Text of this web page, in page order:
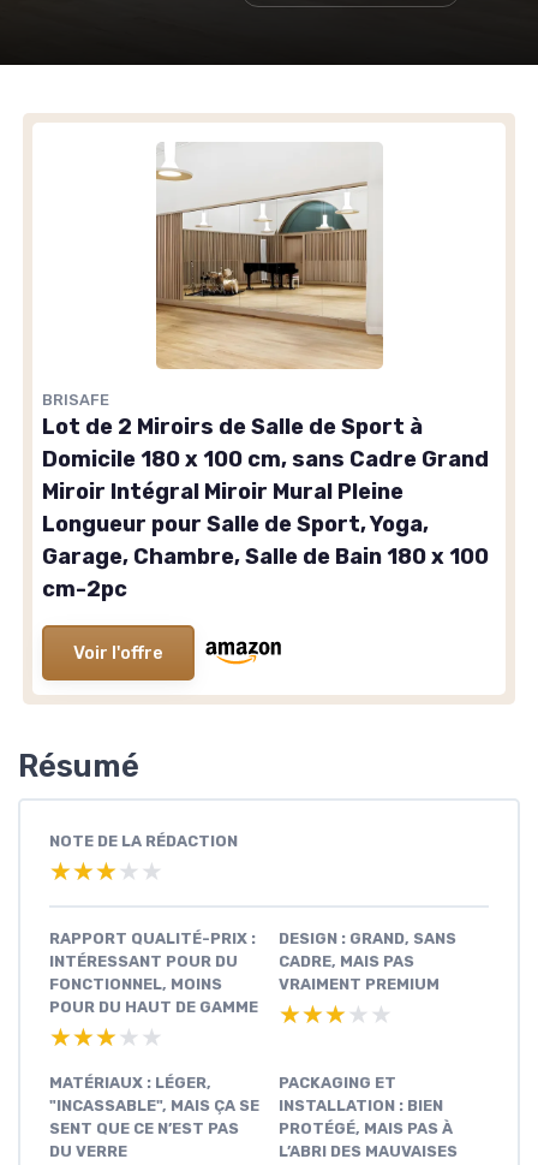
BRISAFE
Lot de 2 Miroirs de Salle de Sport à
Domicile 180 x 100 cm, sans Cadre Grand
Miroir Intégral Miroir Mural Pleine
Longueur pour Salle de Sport, Yoga,
Garage, Chambre, Salle de Bain 180 x 100
cm-2pc
Voir l'offre
Résumé
NOTE DE LA RÉDACTION
★★★★★
★★★★★
RAPPORT QUALITÉ-PRIX :
INTÉRESSANT POUR DU
FONCTIONNEL, MOINS
POUR DU HAUT DE GAMME
★★★★★
★★★★★
DESIGN : GRAND, SANS
CADRE, MAIS PAS
VRAIMENT PREMIUM
★★★★★
★★★★★
MATÉRIAUX : LÉGER,
"INCASSABLE", MAIS ÇA SE
SENT QUE CE N’EST PAS
DU VERRE
PACKAGING ET
INSTALLATION : BIEN
PROTÉGÉ, MAIS PAS À
L’ABRI DES MAUVAISES